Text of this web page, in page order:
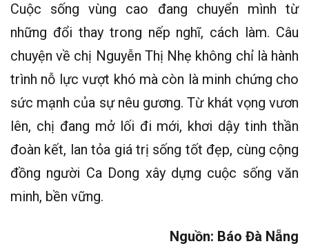
Cuộc sống vùng cao đang chuyển mình từ
những đổi thay trong nếp nghĩ, cách làm. Câu
chuyện về chị Nguyễn Thị Nhẹ không chỉ là hành
trình nỗ lực vượt khó mà còn là minh chứng cho
sức mạnh của sự nêu gương. Từ khát vọng vươn
lên, chị đang mở lối đi mới, khơi dậy tinh thần
đoàn kết, lan tỏa giá trị sống tốt đẹp, cùng cộng
đồng người Ca Dong xây dựng cuộc sống văn
minh, bền vững.
Nguồn: Báo Đà Nẵng